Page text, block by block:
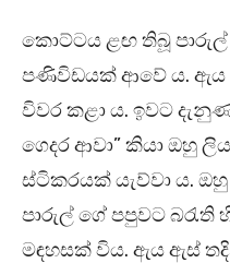
කොට්ටය ළඟ තිබූ පාරුල්
පණිවිඩයක් ආවේ ය.
විවර කළා ය. ඉවට
ගෙදර ආවා” කියා ඔහු
ස්ටිකරයක් යැව්වා ය.
පාරුල් ගේ පපුවට
මඳහසක් විය. ඇය ඇස්